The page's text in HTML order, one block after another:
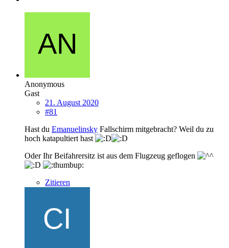
Anonymous
Gast
21. August 2020
#81
Hast du Emanuelinsky Fallschirm mitgebracht? Weil du zu
hoch katapultiert hast
Oder Ihr Beifahrersitz ist aus dem Flugzeug geflogen
Zitieren